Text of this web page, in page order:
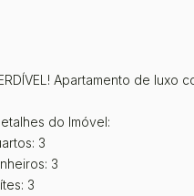
Apartamento de luxo
do Imóvel:
3
3
3